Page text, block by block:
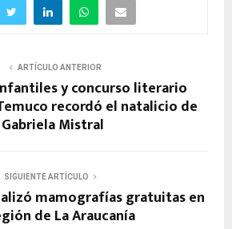
ARTÍCULO ANTERIOR
y concurso literario
recordó el natalicio de
Gabriela Mistral
SIGUIENTE ARTÍCULO
mamografías gratuitas en
de La Araucanía